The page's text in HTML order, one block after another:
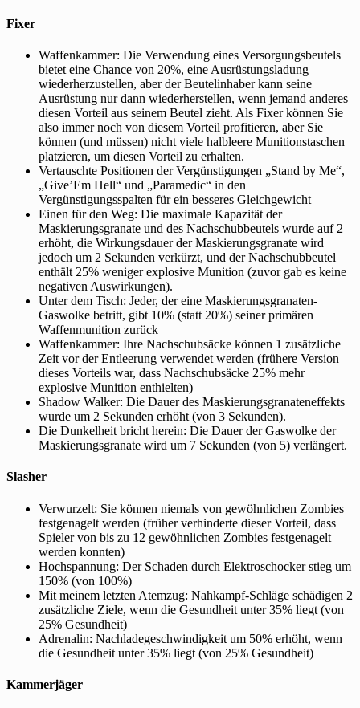
Fixer
Waffenkammer: Die Verwendung eines Versorgungsbeutels
bietet eine Chance von 20%, eine Ausrüstungsladung
wiederherzustellen, aber der Beutelinhaber kann seine
Ausrüstung nur dann wiederherstellen, wenn jemand anderes
diesen Vorteil aus seinem Beutel zieht. Als Fixer können Sie
also immer noch von diesem Vorteil profitieren, aber Sie
können (und müssen) nicht viele halbleere Munitionstaschen
platzieren, um diesen Vorteil zu erhalten.
Vertauschte Positionen der Vergünstigungen „Stand by Me“,
„Give’Em Hell“ und „Paramedic“ in den
Vergünstigungsspalten für ein besseres Gleichgewicht
Einen für den Weg: Die maximale Kapazität der
Maskierungsgranate und des Nachschubbeutels wurde auf 2
erhöht, die Wirkungsdauer der Maskierungsgranate wird
jedoch um 2 Sekunden verkürzt, und der Nachschubbeutel
enthält 25% weniger explosive Munition (zuvor gab es keine
negativen Auswirkungen).
Unter dem Tisch: Jeder, der eine Maskierungsgranaten-
Gaswolke betritt, gibt 10% (statt 20%) seiner primären
Waffenmunition zurück
Waffenkammer: Ihre Nachschubsäcke können 1 zusätzliche
Zeit vor der Entleerung verwendet werden (frühere Version
dieses Vorteils war, dass Nachschubsäcke 25% mehr
explosive Munition enthielten)
Shadow Walker: Die Dauer des Maskierungsgranateneffekts
wurde um 2 Sekunden erhöht (von 3 Sekunden).
Die Dunkelheit bricht herein: Die Dauer der Gaswolke der
Maskierungsgranate wird um 7 Sekunden (von 5) verlängert.
Slasher
Verwurzelt: Sie können niemals von gewöhnlichen Zombies
festgenagelt werden (früher verhinderte dieser Vorteil, dass
Spieler von bis zu 12 gewöhnlichen Zombies festgenagelt
werden konnten)
Hochspannung: Der Schaden durch Elektroschocker stieg um
150% (von 100%)
Mit meinem letzten Atemzug: Nahkampf-Schläge schädigen 2
zusätzliche Ziele, wenn die Gesundheit unter 35% liegt (von
25% Gesundheit)
Adrenalin: Nachladegeschwindigkeit um 50% erhöht, wenn
die Gesundheit unter 35% liegt (von 25% Gesundheit)
Kammerjäger